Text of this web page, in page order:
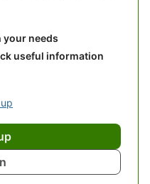
your needs
useful information